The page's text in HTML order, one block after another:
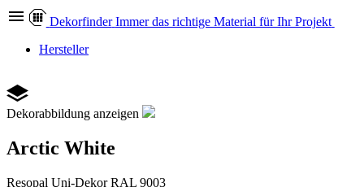
Dekorfinder Immer das richtige Material für Ihr Projekt
Hersteller
Dekorabbildung anzeigen
Arctic White
Resopal Uni-Dekor RAL 9003